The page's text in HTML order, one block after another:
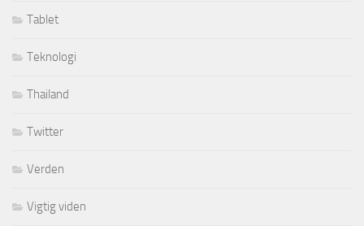
Tablet
Teknologi
Thailand
Twitter
Verden
Vigtig viden